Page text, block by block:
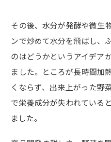
その後、水分が発酵や微生
ンで炒めて水分を飛ばし、
のはどうかというアイデア
ました。ところが長時間加
くならず、出来上がった野
で栄養成分が失われている
ました。